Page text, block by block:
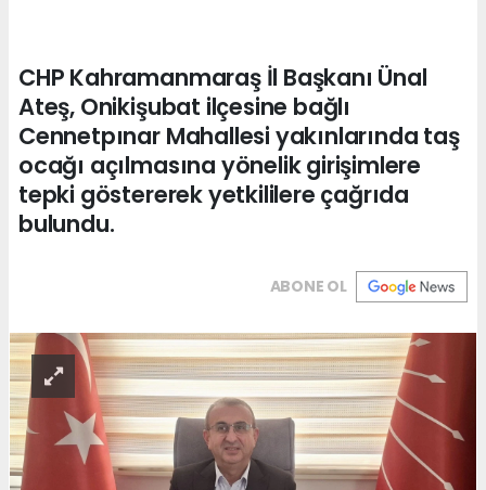
CHP Kahramanmaraş İl Başkanı Ünal
Ateş, Onikişubat ilçesine bağlı
Cennetpınar Mahallesi yakınlarında taş
ocağı açılmasına yönelik girişimlere
tepki göstererek yetkililere çağrıda
bulundu.
ABONE OL